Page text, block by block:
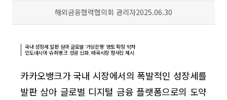
작성자
해외금융협력협의회 관리자등록일
2025.06.30
국내 성장세 발판 삼아 글로벌 '가상은행' 영토 확장 박차
인도네시아 '슈퍼뱅크' 성공 신화, 태국시장 청사진 제시
카카오뱅크가 국내 시장에서의 폭발적인 성장세를
발판 삼아 글로벌 디지털 금융 플랫폼으로의 도약